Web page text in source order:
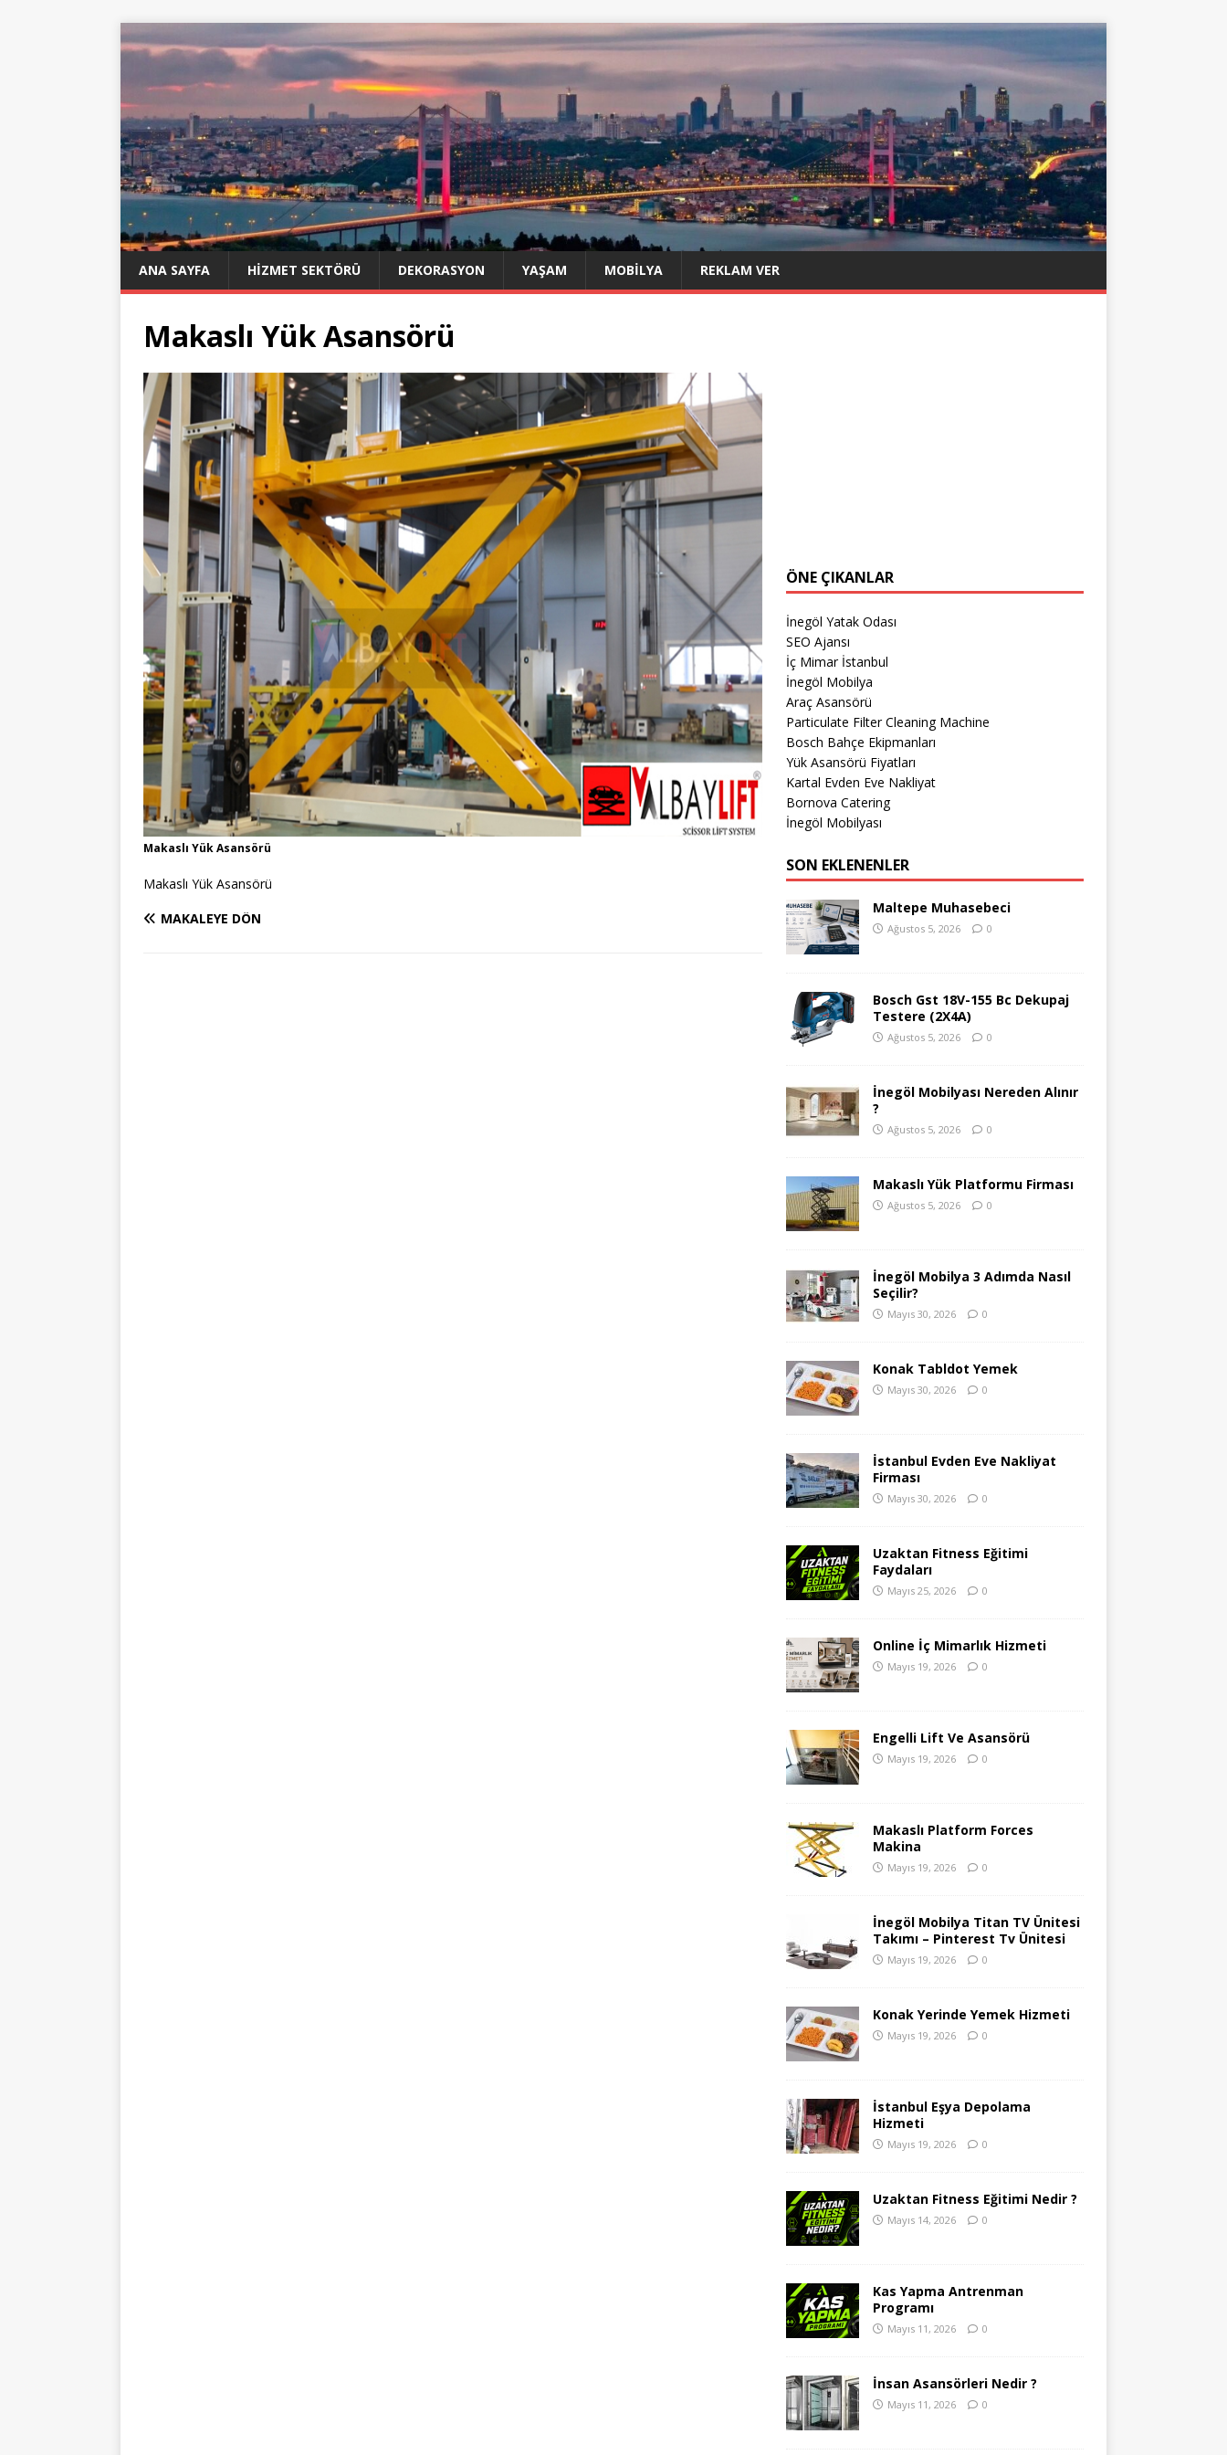
ANA SAYFA HIZMET SEKTÖRÜ DEKORASYON YAŞAM MOBILYA REKLAM VER
Makaslı Yük Asansörü
Makaslı Yük Asansörü
Makaslı Yük Asansörü
MAKALEYE DÖN
ÖNE ÇIKANLAR
İnegöl Yatak Odası
SEO Ajansı
İç Mimar İstanbul
İnegöl Mobilya
Araç Asansörü
Particulate Filter Cleaning Machine
Bosch Bahçe Ekipmanları
Yük Asansörü Fiyatları
Kartal Evden Eve Nakliyat
Bornova Catering
İnegöl Mobilyası
SON EKLENENLER
Maltepe Muhasebeci
Ağustos 5, 2026 0
Bosch Gst 18V-155 Bc Dekupaj
Testere (2X4A)
Ağustos 5, 2026 0
İnegöl Mobilyası Nereden Alınır
?
Ağustos 5, 2026 0
Makaslı Yük Platformu Firması
Ağustos 5, 2026 0
İnegöl Mobilya 3 Adımda Nasıl
Seçilir?
Mayıs 30, 2026 0
Konak Tabldot Yemek
Mayıs 30, 2026 0
İstanbul Evden Eve Nakliyat
Firması
Mayıs 30, 2026 0
Uzaktan Fitness Eğitimi
Faydaları
Mayıs 25, 2026 0
Online İç Mimarlık Hizmeti
Mayıs 19, 2026 0
Engelli Lift Ve Asansörü
Mayıs 19, 2026 0
Makaslı Platform Forces
Makina
Mayıs 19, 2026 0
İnegöl Mobilya Titan TV Ünitesi
Takımı – Pinterest Tv Ünitesi
Mayıs 19, 2026 0
Konak Yerinde Yemek Hizmeti
Mayıs 19, 2026 0
İstanbul Eşya Depolama
Hizmeti
Mayıs 19, 2026 0
Uzaktan Fitness Eğitimi Nedir ?
Mayıs 14, 2026 0
Kas Yapma Antrenman
Programı
Mayıs 11, 2026 0
İnsan Asansörleri Nedir ?
Mayıs 11, 2026 0